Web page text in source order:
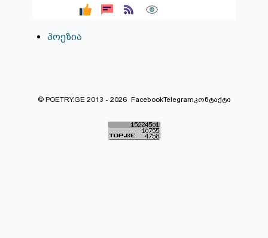
პოეზია
© POETRY.GE 2013 - 2026 FacebookTelegramკონტაქტი